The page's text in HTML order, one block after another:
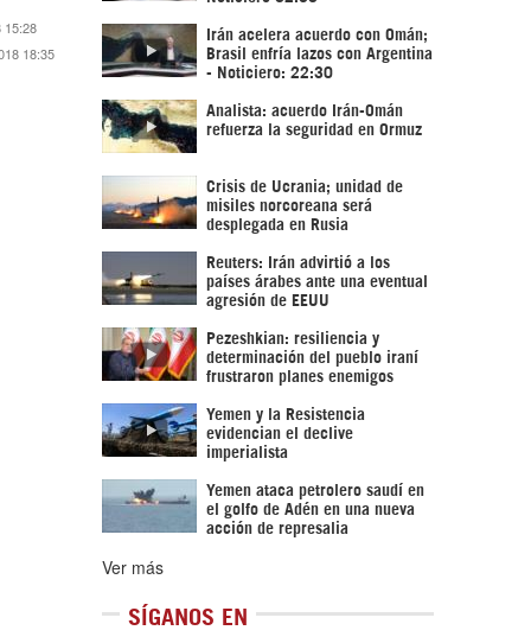
15:28
18:35
Irán acelera acuerdo con Omán;
Brasil enfría lazos con Argentina
- Noticiero: 22:30
Analista: acuerdo Irán-Omán
refuerza la seguridad en Ormuz
Crisis de Ucrania; unidad de
misiles norcoreana será
desplegada en Rusia
Reuters: Irán advirtió a los
países árabes ante una eventual
agresión de EEUU
Pezeshkian: resiliencia y
determinación del pueblo iraní
frustraron planes enemigos
Yemen y la Resistencia
evidencian el declive
imperialista
Yemen ataca petrolero saudí en
el golfo de Adén en una nueva
acción de represalia
Ver más
SÍGANOS EN